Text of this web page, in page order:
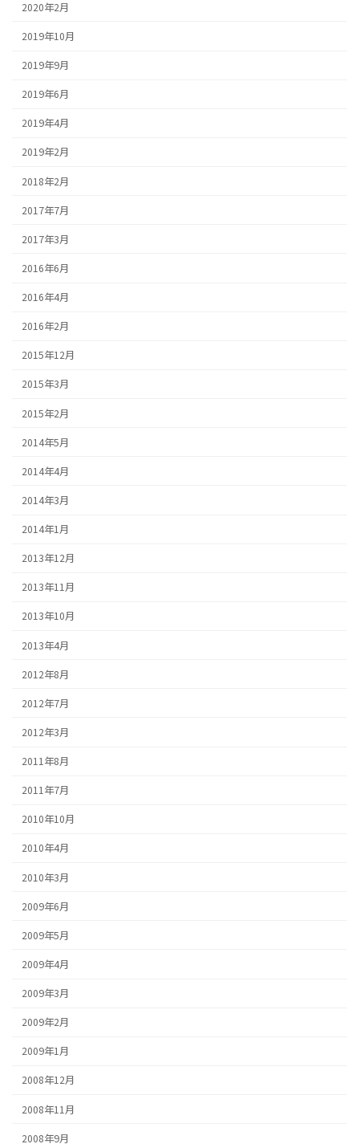
2020年2月
2019年10月
2019年9月
2019年6月
2019年4月
2019年2月
2018年2月
2017年7月
2017年3月
2016年6月
2016年4月
2016年2月
2015年12月
2015年3月
2015年2月
2014年5月
2014年4月
2014年3月
2014年1月
2013年12月
2013年11月
2013年10月
2013年4月
2012年8月
2012年7月
2012年3月
2011年8月
2011年7月
2010年10月
2010年4月
2010年3月
2009年6月
2009年5月
2009年4月
2009年3月
2009年2月
2009年1月
2008年12月
2008年11月
2008年9月